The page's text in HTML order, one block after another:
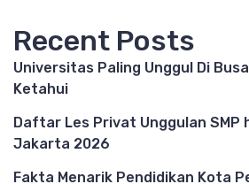
Recent Posts
Universitas Paling Unggul Di
Ketahui
Daftar Les Privat Unggulan SMP
Jakarta 2026
Fakta Menarik Pendidikan Kota